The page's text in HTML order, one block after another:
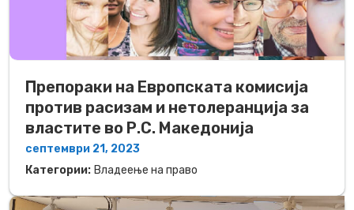
Препораки на Европската комисија
против расизам и нетолеранција за
властите во Р.С. Македонија
септември 21, 2023
Категории: Владеење на право